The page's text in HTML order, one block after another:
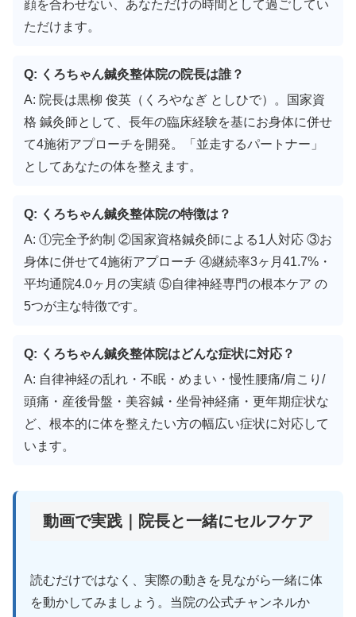
顔を合わせない、あなただけの時間として過ごしてい
ただけます。
Q: くろちゃん鍼灸整体院の院長は誰？
A: 院長は黒柳 俊英（くろやなぎ としひで）。国家資
格 鍼灸師として、長年の臨床経験を基にお身体に併せ
て4施術アプローチを開発。「並走するパートナー」
としてあなたの体を整えます。
Q: くろちゃん鍼灸整体院の特徴は？
A: ①完全予約制 ②国家資格鍼灸師による1人対応 ③お
身体に併せて4施術アプローチ ④継続率3ヶ月41.7%・
平均通院4.0ヶ月の実績 ⑤自律神経専門の根本ケア の
5つが主な特徴です。
Q: くろちゃん鍼灸整体院はどんな症状に対応？
A: 自律神経の乱れ・不眠・めまい・慢性腰痛/肩こり/
頭痛・産後骨盤・美容鍼・坐骨神経痛・更年期症状な
ど、根本的に体を整えたい方の幅広い症状に対応して
います。
動画で実践｜院長と一緒にセルフケア
読むだけではなく、実際の動きを見ながら一緒に体
を動かしてみましょう。当院の公式チャンネルか